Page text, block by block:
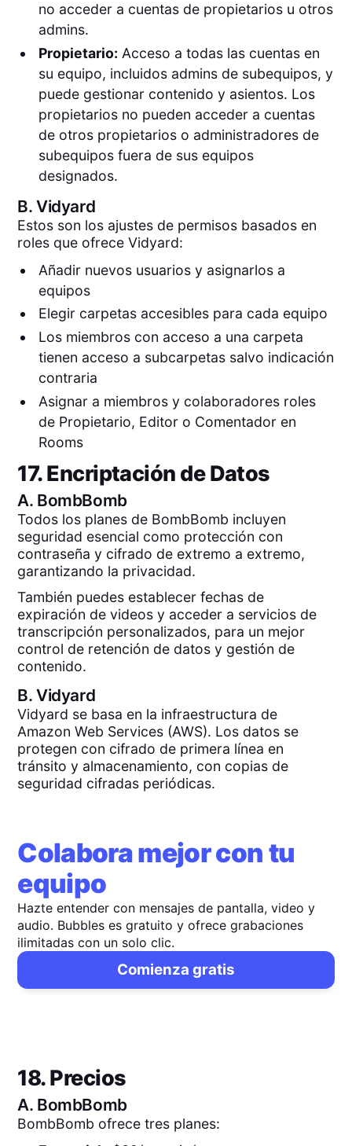
no acceder a cuentas de propietarios u otros
admins.
Propietario: Acceso a todas las cuentas en
su equipo, incluidos admins de subequipos, y
puede gestionar contenido y asientos. Los
propietarios no pueden acceder a cuentas
de otros propietarios o administradores de
subequipos fuera de sus equipos
designados.
B.Vidyard
Estos son los ajustes de permisos basados en
roles que ofrece Vidyard:
Añadir nuevos usuarios y asignarlos a
equipos
Elegir carpetas accesibles para cada equipo
Los miembros con acceso a una carpeta
tienen acceso a subcarpetas salvo indicación
contraria
Asignar a miembros y colaboradores roles
de Propietario, Editor o Comentador en
Rooms
17. Encriptación de Datos
A. BombBomb
Todos los planes de BombBomb incluyen
seguridad esencial como protección con
contraseña y cifrado de extremo a extremo,
garantizando la privacidad.
También puedes establecer fechas de
expiración de videos y acceder a servicios de
transcripción personalizados, para un mejor
control de retención de datos y gestión de
contenido.
B.Vidyard
Vidyard se basa en la infraestructura de
Amazon Web Services (AWS). Los datos se
protegen con cifrado de primera línea en
tránsito y almacenamiento, con copias de
seguridad cifradas periódicas.
Colabora mejor con tu
equipo
Hazte entender con mensajes de pantalla, video y
audio. Bubbles es gratuito y ofrece grabaciones
ilimitadas con un solo clic.
Comienza gratis
18. Precios
A. BombBomb
BombBomb ofrece tres planes: